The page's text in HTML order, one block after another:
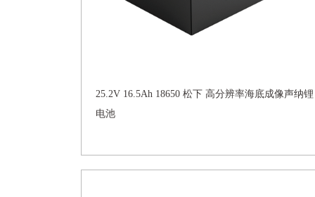
25.2V 16.5Ah 18650 松下 高分辨率海底成像声纳锂
电池